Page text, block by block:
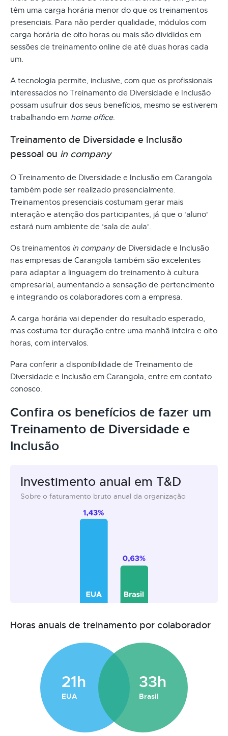
têm uma carga horária menor do que os treinamentos
presenciais. Para não perder qualidade, módulos com
carga horária de oito horas ou mais são divididos em
sessões de treinamento online de até duas horas cada
um.
A tecnologia permite, inclusive, com que os profissionais
interessados no Treinamento de Diversidade e Inclusão
possam usufruir dos seus benefícios, mesmo se estiverem
trabalhando em home office.
Treinamento de Diversidade e Inclusão
pessoal ou in company
O Treinamento de Diversidade e Inclusão em Carangola
também pode ser realizado presencialmente.
Treinamentos presenciais costumam gerar mais
interação e atenção dos participantes, já que o 'aluno'
estará num ambiente de ‘sala de aula'.
Os treinamentos in companyde Diversidade e Inclusão
nas empresas de Carangola também são excelentes
para adaptar a linguagem do treinamento à cultura
empresarial, aumentando a sensação de pertencimento
e integrando os colaboradores com a empresa.
A carga horária vai depender do resultado esperado,
mas costuma ter duração entre uma manhã inteira e oito
horas, com intervalos.
Para conferir a disponibilidade de Treinamento de
Diversidade e Inclusão em Carangola, entre em contato
conosco.
Confira os benefícios de fazer um
Treinamento de Diversidade e
Inclusão
Investimento anual em T&D
Sobre o faturamento bruto anual da organização
Horas anuais de treinamento por colaborador
21h
EUA
33h
Brasil